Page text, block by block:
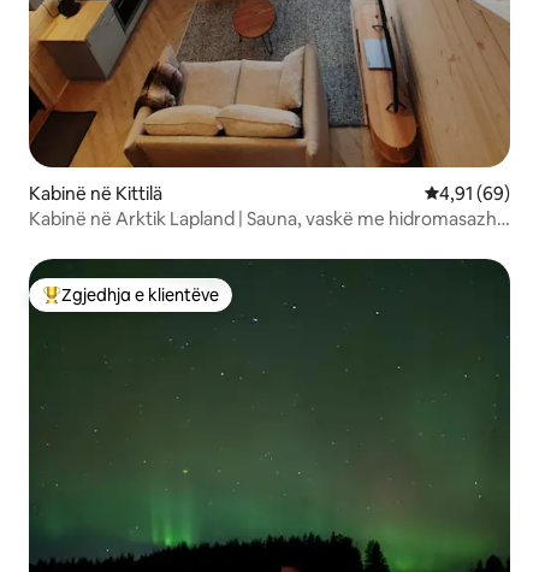
Kabinë në Kittilä Vlerësimi
4,91 (69)
Kabinë në Arktik Lapland | Sauna, vaskë me hidromasazh
Më të mirat e zgjedhjeve të klientëve
Zgjedhja e klientëve